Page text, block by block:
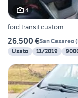
4
ford transit custom
26.500 €San Cesareo(
Usato
11/2019